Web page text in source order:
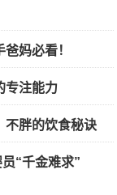
妈必看！
专注能力
不胖的饮食秘诀
“千金难求”